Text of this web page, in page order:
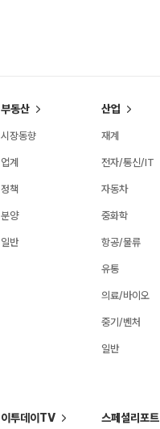
부동산
시장동향
업계
정책
분양
일반
산업
재계
전자/통신/IT
자동차
중화학
항공/물류
유통
의료/바이오
중기/벤처
일반
이투데이TV 스페셜리포트